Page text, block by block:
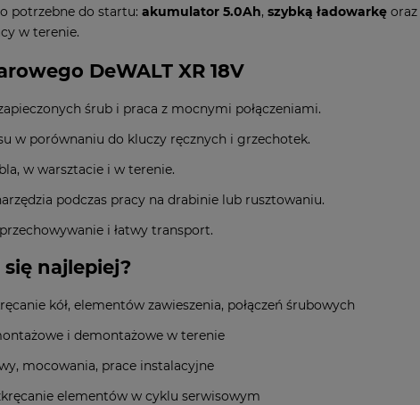
potrzebne do startu: akumulator 5.0Ah, szybką ładowarkę oraz
w terenie.
DeWALT XR 18V
śrub i praca z mocnymi połączeniami.
w porównaniu do kluczy ręcznych i grzechotek.
w warsztacie i w terenie.
podczas pracy na drabinie lub rusztowaniu.
i łatwy transport.
najlepiej?
kół, elementów zawieszenia, połączeń śrubowych
i demontażowe w terenie
mocowania, prace instalacyjne
elementów w cyklu serwisowym